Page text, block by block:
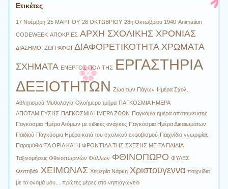
Ετικέτες
17 Νοέμβρη 25 ΜΑΡΤΙΟΥ 28 ΟΚΤΩΒΡΙΟΥ 28η Οκτωβρίου 1940 Animation
CODEWEEK ΑΠΟΚΡΙΕΣ ΑΡΧΗ ΣΧΟΛΙΚΗΣ ΧΡΟΝΙΑΣ
ΔΙΑΣΗΜΟΙ ΖΩΓΡΑΦΟΙ ΔΙΑΦΟΡΕΤΙΚΟΤΗΤΑ ΧΡΩΜΑΤΑ
ΣΧΗΜΑΤΑ ΕΝΕΡΓΟΣ ΠΟΛΙΤΗΣ ΕΡΓΑΣΤΗΡΙΑ
ΔΕΞΙΟΤΗΤΩΝ Ζώα των Πάγων Ημέρα Σχολ.
Αθλητισμού Μυθολογία Ολοήμερο τμήμα ΠΑΓΚΟΣΜΙΑ ΗΜΕΡΑ
ΑΠΟΤΑΜΙΕΥΣΗΣ ΠΑΓΚΟΣΜΙΑ ΗΜΕΡΑ ΖΩΩΝ Παγκόμια ημέρα αποταμίευσης
Παγκόσμια Ημέρα Ατόμων με ειδικές ανάγκες Παγκόσμια Ημέρα Δικαιωμάτων
Παιδιού Παγκόσμια Ημέρα κατά του σχολικού εκφοβισμού Παιχνίδια γνωριμίας
Παραμύθια ΤΑ ΟΡΙΑ ΚΑΙ Η ΦΡΟΝΤΊΔΑ ΤΗΣ ΣΧΕΣΗΣ ΜΕ ΤΑ ΠΑΙΔΙΑ
Ταξινομήσεις Φθινοπωρινών Φύλλων ΦΘΙΝΟΠΩΡΟ ΦΥΛΕΣ
Φεστιβάλ ΧΕΙΜΩΝΑΣ Χειμερία Νάρκη Χριστουγεννα παιχνίδια
με το ονομά μου...
πρώτες μέρες στο νηπιαγωγείο